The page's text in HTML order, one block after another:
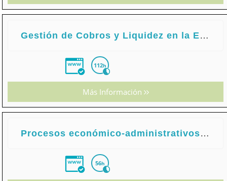
Gestión de Cobros y Liquidez en la Empresa
112h
Más Información
Procesos económico-administrativos en Agencias de Viajes
56h